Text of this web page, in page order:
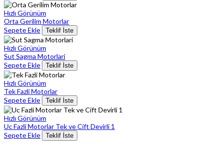
Hızlı Görünüm
Orta Gerilim Motorlar
Sepete Ekle
Teklif İste
Hızlı Görünüm
Sut Sagma Motorlari
Sepete Ekle
Teklif İste
Hızlı Görünüm
Tek Fazli Motorlar
Sepete Ekle
Teklif İste
Hızlı Görünüm
Uc Fazli Motorlar Tek ve Cift Devirli 1
Sepete Ekle
Teklif İste